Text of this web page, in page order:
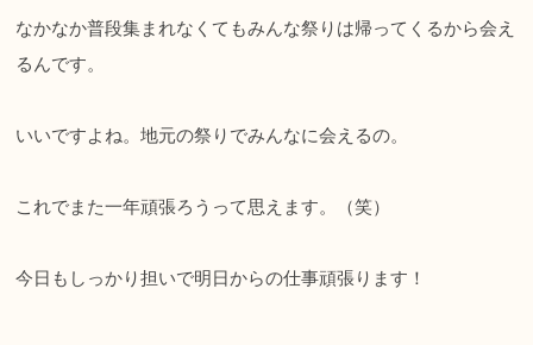
なかなか普段集まれなくてもみんな祭りは帰ってくるから会え
るんです。
いいですよね。地元の祭りでみんなに会えるの。
これでまた一年頑張ろうって思えます。（笑）
今日もしっかり担いで明日からの仕事頑張ります！